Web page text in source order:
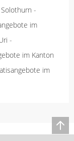
-
im
-
im Kanton
im